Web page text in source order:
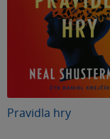
Pravidla hry